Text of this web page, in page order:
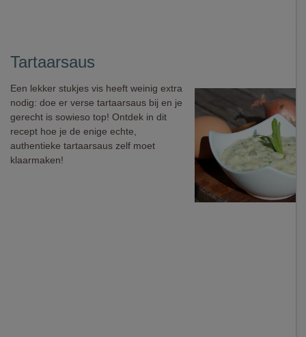
Tartaarsaus
Een lekker stukjes vis heeft weinig extra
nodig: doe er verse tartaarsaus bij en je
gerecht is sowieso top! Ontdek in dit
recept hoe je de enige echte,
authentieke tartaarsaus zelf moet
klaarmaken!